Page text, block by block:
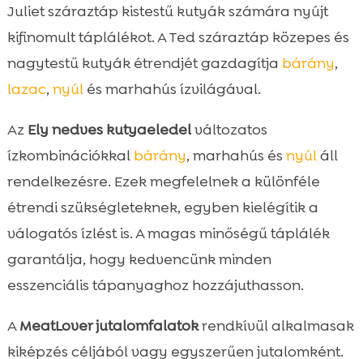
Juliet száraztáp kistestű kutyák számára nyújt
kifinomult táplálékot. A Ted száraztáp közepes és
nagytestű kutyák étrendjét gazdagítja bárány,
lazac, nyúlés marhahús ízvilágával.
Az Ely nedves kutyaeledelváltozatos
ízkombinációkkal bárány, marhahús és nyúláll
rendelkezésre. Ezek megfelelnek a különféle
étrendi szükségleteknek, egyben kielégítik a
válogatós ízlést is. A magas minőségű táplálék
garantálja, hogy kedvencünk minden
esszenciális tápanyaghoz hozzájuthasson.
AMeatLover jutalomfalatokrendkívül alkalmasak
kiképzés céljából vagy egyszerűen jutalomként.